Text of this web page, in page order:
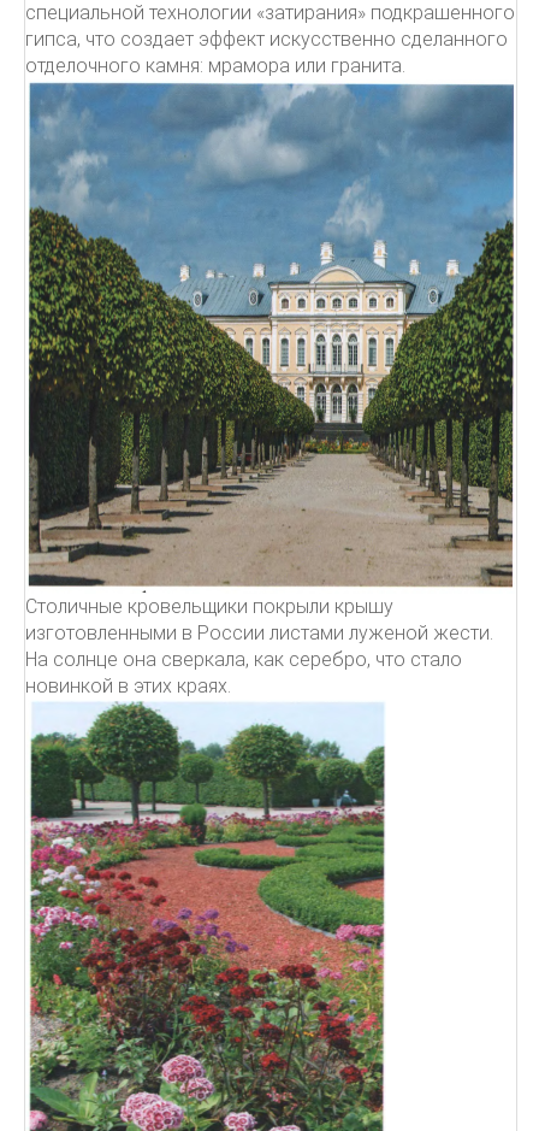
специальной технологии «затирания» подкрашенного
гипса, что создает эффект искусственно сделанного
отделочного камня: мрамора или гранита.
Столичные кровельщики покрыли крышу
изготовленными в России листами луженой жести.
На солнце она сверкала, как серебро, что стало
новинкой в этих краях.